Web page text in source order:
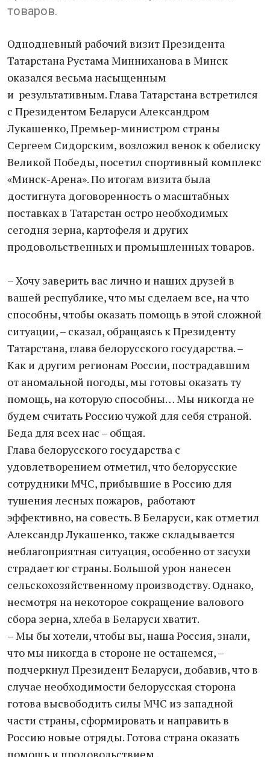
товаров.
Однодневный рабочий визит Президента
Татарстана Рустама Минниханова в Минск
оказался весьма насыщенным
и результативным. Глава Татарстана встретился
с Президентом Беларуси Александром
Лукашенко, Премьер-министром страны
Сергеем Сидорским, возложил венок к обелиску
Великой Победы, посетил спортивный комплекс
«Минск-Арена». По итогам визита была
достигнута договоренность о масштабных
поставках в Татарстан остро необходимых
сегодня зерна, картофеля и других
продовольственных и промышленных товаров.
– Хочу заверить вас лично и наших друзей в
вашей республике, что мы сделаем все, на что
способны, чтобы оказать помощь в этой сложной
ситуации, – сказал, обращаясь к Президенту
Татарстана, глава белорусского государства. –
Как и другим регионам России, пострадавшим
от аномальной погоды, мы готовы оказать ту
помощь, на которую способны… Мы никогда не
будем считать Россию чужой для себя страной.
Беда для всех нас – общая.
Глава белорусского государства с
удовлетворением отметил, что белорусские
сотрудники МЧС, прибывшие в Россию для
тушения лесных пожаров, работают
эффективно, на совесть. В Беларуси, как отметил
Александр Лукашенко, также складывается
неблагоприятная ситуация, особенно от засухи
страдает юг страны. Большой урон нанесен
сельскохозяйственному производству. Однако,
несмотря на некоторое сокращение валового
сбора зерна, хлеба в Беларуси хватит.
– Мы бы хотели, чтобы вы, наша Россия, знали,
что мы никогда в стороне не останемся, –
подчеркнул Президент Беларуси, добавив, что в
случае необходимости белорусская сторона
готова высвободить силы МЧС из западной
части страны, сформировать и направить в
Россию новые отряды. Готова страна оказать
помощь и продовольствием.